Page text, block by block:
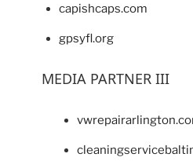
capishcaps.com
gpsyfl.org
MEDIA PARTNER III